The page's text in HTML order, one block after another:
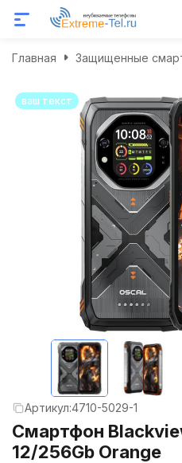
Главная Защищенные
ваш текст
Артикул:4710-5029-1
Смартфон
12/256Gb Orange